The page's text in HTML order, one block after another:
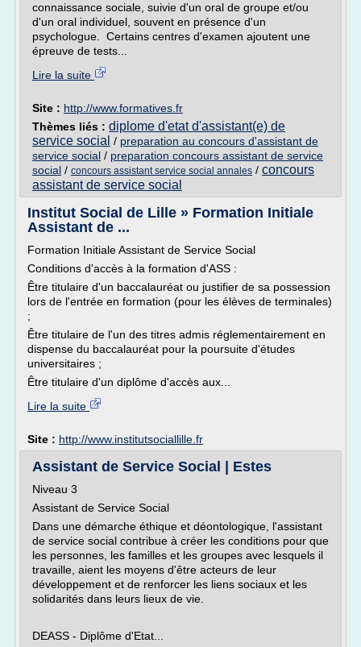
connaissance sociale, suivie d'un oral de groupe et/ou
d'un oral individuel, souvent en présence d'un
psychologue. Certains centres d'examen ajoutent une
épreuve de tests...
Lire la suite
Site : http://www.formatives.fr
Thèmes liés : diplome d'etat d'assistant(e) de
service social / preparation au concours d'assistant de
service social / preparation concours assistant de service
social / concours assistant service social annales / concours
assistant de service social
Institut Social de Lille » Formation Initiale
Assistant de ...
Formation Initiale Assistant de Service Social
Conditions d'accès à la formation d'ASS :
Être titulaire d'un baccalauréat ou justifier de sa possession
lors de l'entrée en formation (pour les élèves de terminales)
;
Être titulaire de l'un des titres admis réglementairement en
dispense du baccalauréat pour la poursuite d'études
universitaires ;
Être titulaire d'un diplôme d'accès aux...
Lire la suite
Site : http://www.institutsociallille.fr
Assistant de Service Social | Estes
Niveau 3
Assistant de Service Social
Dans une démarche éthique et déontologique, l'assistant
de service social contribue à créer les conditions pour que
les personnes, les familles et les groupes avec lesquels il
travaille, aient les moyens d'être acteurs de leur
développement et de renforcer les liens sociaux et les
solidarités dans leurs lieux de vie.
DEASS - Diplôme d'Etat...